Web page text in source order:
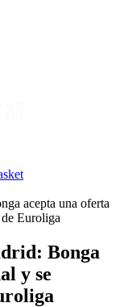
acepta una oferta
Euroliga
Bonga
y se